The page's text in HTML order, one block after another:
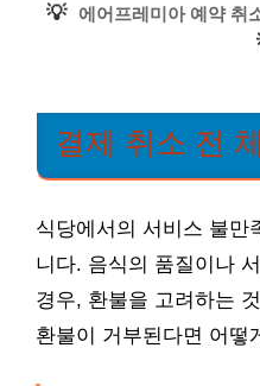
💡 에어프레미아 예약 취
결제 취소 전
식당에서의 서비스 불만
니다. 음식의 품질이나
경우, 환불을 고려하는
환불이 거부된다면 어떻